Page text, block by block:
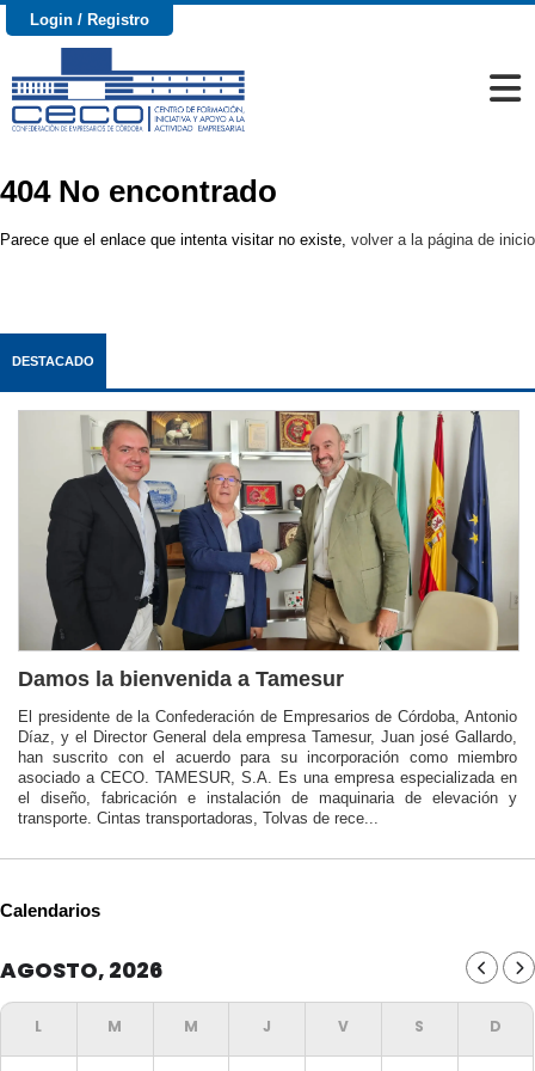
Login / Registro
404 No encontrado
Parece que el enlace que intenta visitar no existe, volver a la página de inicio
DESTACADO
Damos la bienvenida a Tamesur
El presidente de la Confederación de Empresarios de Córdoba, Antonio
Díaz, y el Director General dela empresa Tamesur, Juan josé Gallardo,
han suscrito con el acuerdo para su incorporación como miembro
asociado a CECO. TAMESUR, S.A. Es una empresa especializada en
el diseño, fabricación e instalación de maquinaria de elevación y
transporte. Cintas transportadoras, Tolvas de rece...
Calendarios
AGOSTO, 2026